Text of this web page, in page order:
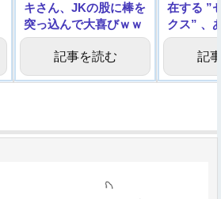
キさん、JKの股に棒を
突っ込んで大喜びｗｗ
ｗｗｗｗｗｗｗｗ
記事を読む
在する ”
クス” 、
□すぎる
記